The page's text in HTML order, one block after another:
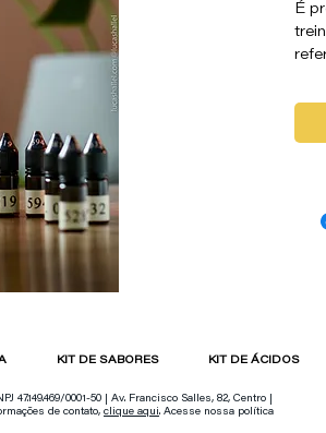
É
de
.
KIT DE SABORES KIT DE ÁCIDOS
47.149.469/0001-50 | Av. Francisco Salles, 82, Centro |
de contato, clique aqui. Acesse nossa política